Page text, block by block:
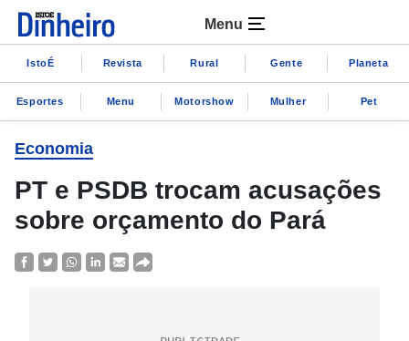
Menu
IstoÉ Revista Rural Gente Planeta
Esportes Menu Motorshow Mulher Pet
Economia
PT e PSDB trocam acusações
sobre orçamento do Pará